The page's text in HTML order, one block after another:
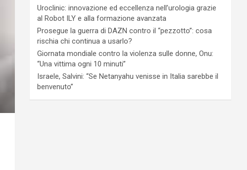
Uroclinic: innovazione ed eccellenza nell’urologia grazie
al Robot ILY e alla formazione avanzata
Prosegue la guerra di DAZN contro il “pezzotto”: cosa
rischia chi continua a usarlo?
Giornata mondiale contro la violenza sulle donne, Onu:
“Una vittima ogni 10 minuti”
Israele, Salvini: “Se Netanyahu venisse in Italia sarebbe il
benvenuto”